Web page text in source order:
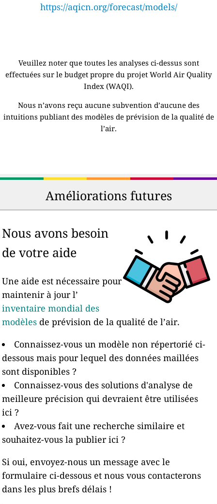
https://aqicn.org/forecast/models/
Veuillez noter que toutes les analyses ci-dessus sont
effectuées sur le budget propre du projet World Air Quality
Index (WAQI).
Nous n’avons reçu aucune subvention d’aucune des
intuitions publiant des modèles de prévision de la qualité de
l’air.
Améliorations futures
Nous avons besoin
de votre aide
Une aide est nécessaire pour
maintenir à jour l’
inventaire mondial des
modèles de prévision de la qualité de l’air.
Connaissez-vous un modèle non répertorié ci-
dessous mais pour lequel des données maillées
sont disponibles ?
Connaissez-vous des solutions d'analyse de
meilleure précision qui devraient être utilisées
ici ?
Avez-vous fait une recherche similaire et
souhaitez-vous la publier ici ?
Si oui, envoyez-nous un message avec le
formulaire ci-dessous et nous vous contacterons
dans les plus brefs délais !